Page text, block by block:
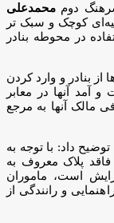
دوم محمدعلی
کوچک و سبک تر
در محوطه بنادر
بنادر و وارد کردن
آنها در معابر
مالک آنها به مرجع
داد: با توجه به
پلاک معروف به
است، ماموران
ماده ۲ آیین نامه راهنمایی و رانندگی از